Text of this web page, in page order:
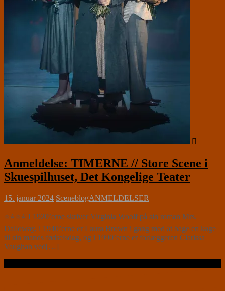
Anmeldelse: TIMERNE // Store Scene i
Skuespilhuset, Det Kongelige Teater
15. januar 2024 SceneblogANMELDELSER
⭐⭐⭐⭐ I 1920’erne skriver Virginia Woolf på sin roman Mrs.
Dalloway, i 1940’erne er Laura Brown i gang med at bage en kage
til sin mands fødselsdag, og i 1990’erne er forlæggeren Clarissa
Vaughan ved[…]